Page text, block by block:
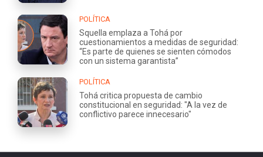
POLÍTICA
Squella emplaza a Tohá por
cuestionamientos a medidas de seguridad:
“Es parte de quienes se sienten cómodos
con un sistema garantista”
POLÍTICA
Tohá critica propuesta de cambio
constitucional en seguridad: "A la vez de
conflictivo parece innecesario"